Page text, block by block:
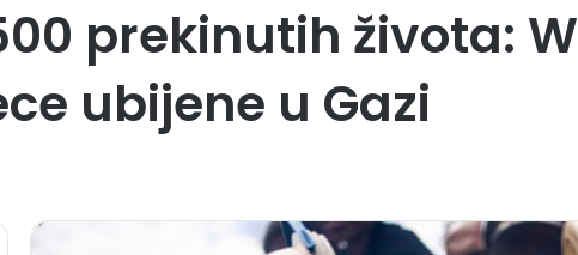
prekinutih života:
ubijene u Gazi